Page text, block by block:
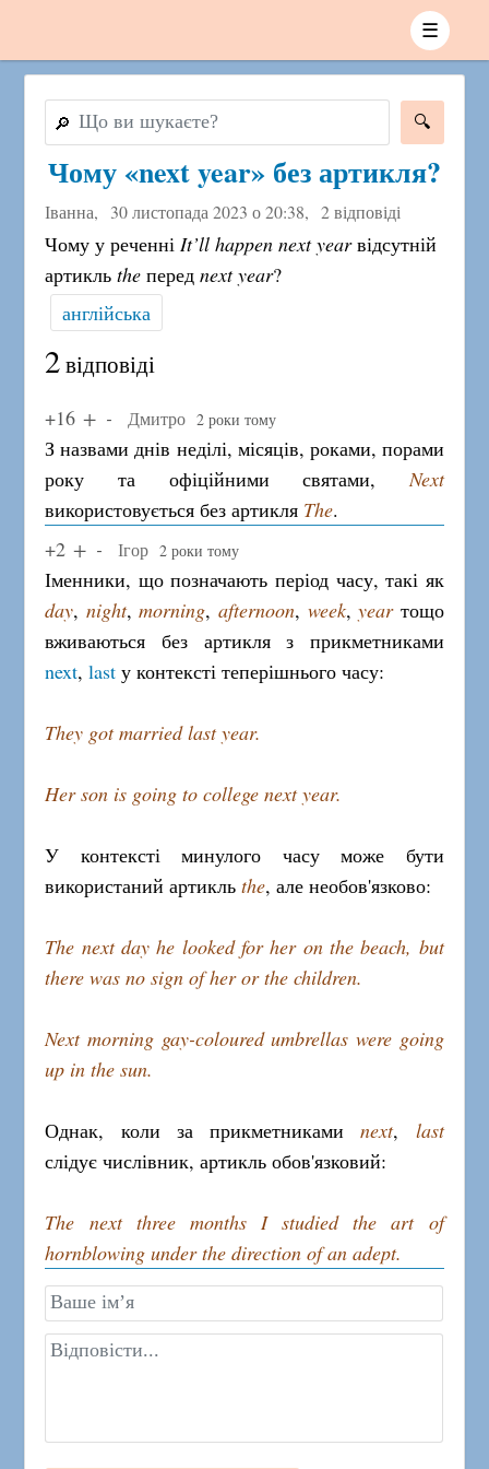
☰
🔎
Чому «next year» без артикля?
Іванна, 30 листопада 2023 о 20:38, 2 відповіді
Чому у реченніIt’ll happen next yearвідсутній
артикльthe передnext year?
англійська
2відповіді
+16 Дмитро 2 роки тому
З назвами днів неділі, місяців, роками, порами
року та офіційними святами,Next
використовується без артикля The.
+2
Ігор 2 роки тому
Іменники, що позначають період часу, такі як
day, night,morning, afternoon, week,yearтощо
вживаються без артикля з прикметниками
next,last у контексті теперішнього часу:
They got married last year.
Her son is going to college next year.
У контексті минулого часу може бути
використаний артикльthe, але необов'язково:
The next day he looked for her on the beach, but
there was no sign of her or the children.
Next morning gay-coloured umbrellas were going
up in the sun.
Однак, коли за прикметникамиnext, last
слідує числівник, артикль обов'язковий:
The next three months I studied the art of
hornblowing under the direction of an adept.